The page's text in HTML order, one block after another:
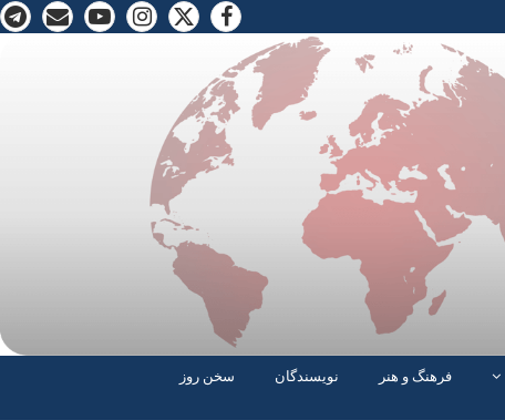
فرهنگ و هنر نویسندگان
سخن روز